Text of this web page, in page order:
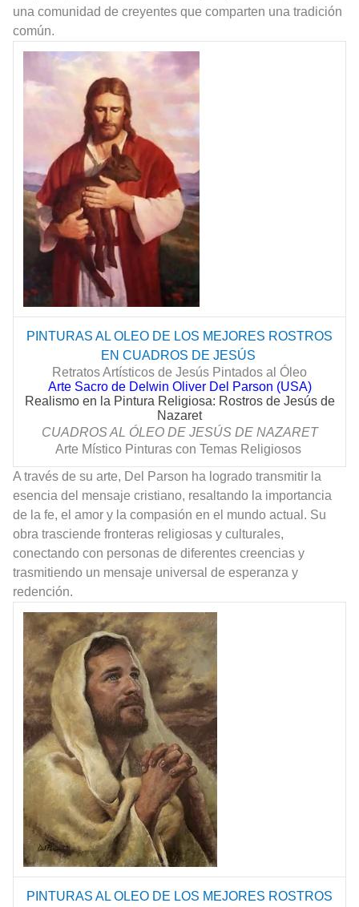
una comunidad de creyentes que comparten una tradición
común.
PINTURAS AL OLEO DE LOS MEJORES ROSTROS
EN CUADROS DE JESÚS
Retratos Artísticos de Jesús Pintados al Óleo
Arte Sacro de Delwin Oliver Del Parson (USA)
Realismo en la Pintura Religiosa: Rostros de Jesús de
Nazaret
CUADROS AL ÓLEO DE JESÚSDE NAZARET
Arte Místico Pinturas con Temas Religiosos
A través de su arte, Del Parson ha logrado transmitir la
esencia del mensaje cristiano, resaltando la importancia
de la fe, el amor y la compasión en el mundo actual. Su
obra trasciende fronteras religiosas y culturales,
conectando con personas de diferentes creencias y
trasmitiendo un mensaje universal de esperanza y
redención.
PINTURAS AL OLEO DE LOS MEJORES ROSTROS